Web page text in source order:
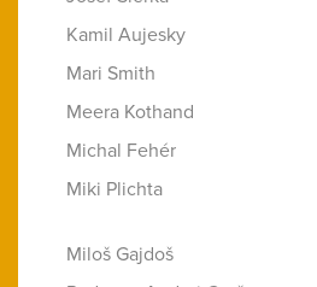
Kamil Aujesky
Mari Smith
Meera Kothand
Michal Fehér
Miki Plichta
Miloš Gajdoš